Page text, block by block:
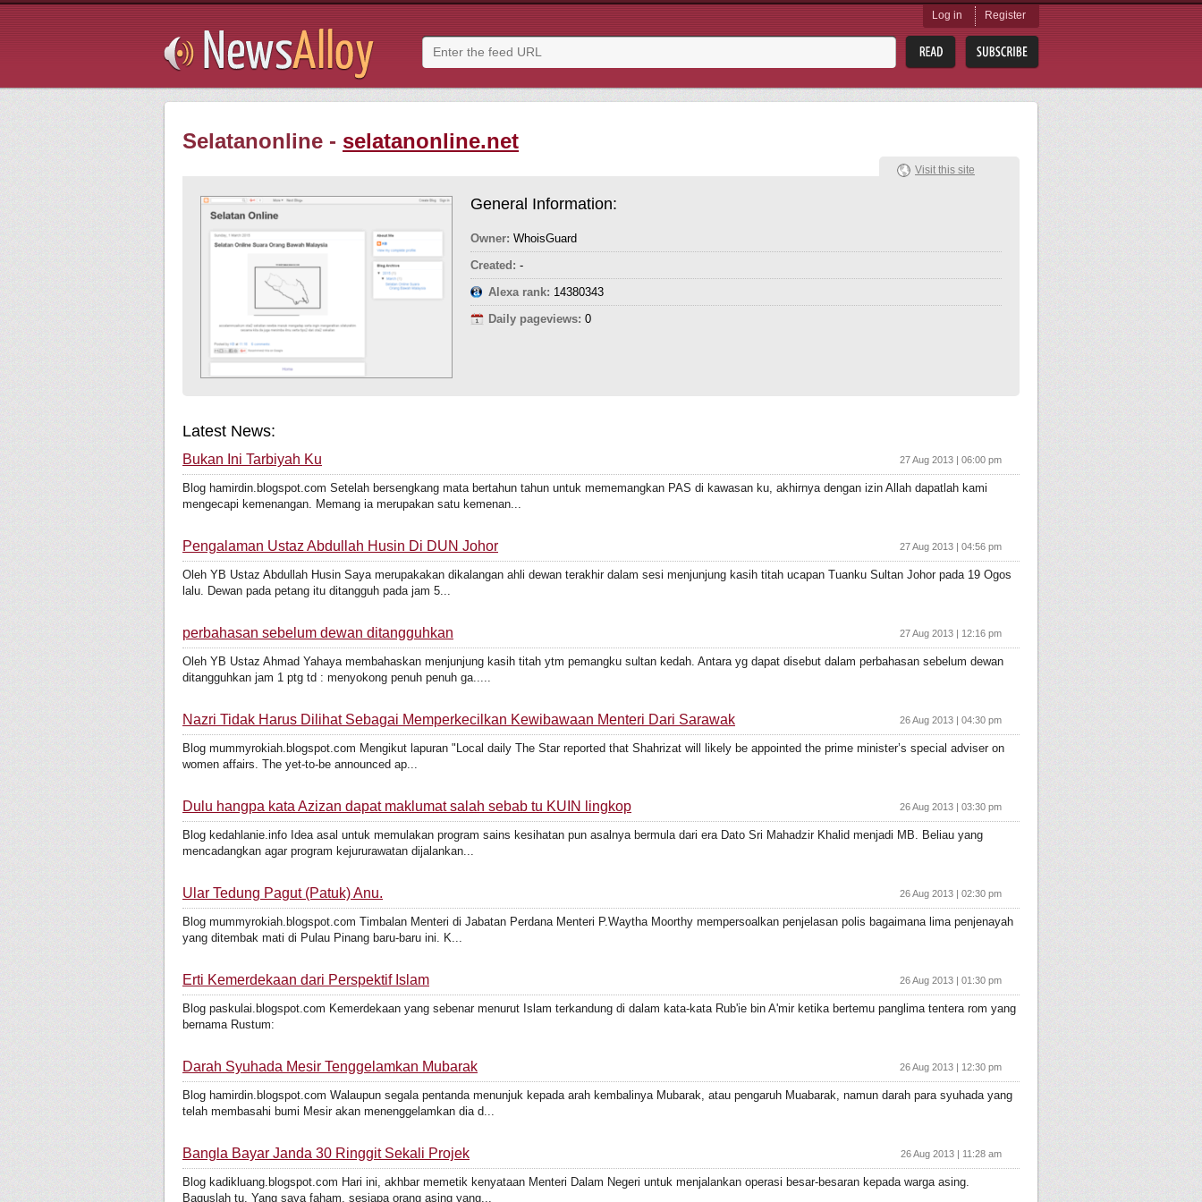
Log in Register
Selatanonline - selatanonline.net
General Information:
Owner: WhoisGuard
Created: -
Alexa rank: 14380343
Daily pageviews: 0
Visit this site
Latest News:
Bukan Ini Tarbiyah Ku 27 Aug 2013 | 06:00 pm
Blog hamirdin.blogspot.com Setelah bersengkang mata bertahun tahun untuk mememangkan PAS di kawasan ku, akhirnya dengan izin Allah dapatlah kami
mengecapi kemenangan. Memang ia merupakan satu kemenan...
Pengalaman Ustaz Abdullah Husin Di DUN Johor 27 Aug 2013 | 04:56 pm
Oleh YB Ustaz Abdullah Husin Saya merupakakan dikalangan ahli dewan terakhir dalam sesi menjunjung kasih titah ucapan Tuanku Sultan Johor pada 19 Ogos
lalu. Dewan pada petang itu ditangguh pada jam 5...
perbahasan sebelum dewan ditangguhkan 27 Aug 2013 | 12:16 pm
Oleh YB Ustaz Ahmad Yahaya membahaskan menjunjung kasih titah ytm pemangku sultan kedah. Antara yg dapat disebut dalam perbahasan sebelum dewan
ditangguhkan jam 1 ptg td : menyokong penuh penuh ga.....
Nazri Tidak Harus Dilihat Sebagai Memperkecilkan Kewibawaan Menteri Dari Sarawak 26 Aug 2013 | 04:30 pm
Blog mummyrokiah.blogspot.com Mengikut lapuran "Local daily The Star reported that Shahrizat will likely be appointed the prime minister’s special adviser on
women affairs. The yet-to-be announced ap...
Dulu hangpa kata Azizan dapat maklumat salah sebab tu KUIN lingkop 26 Aug 2013 | 03:30 pm
Blog kedahlanie.info Idea asal untuk memulakan program sains kesihatan pun asalnya bermula dari era Dato Sri Mahadzir Khalid menjadi MB. Beliau yang
mencadangkan agar program kejururawatan dijalankan...
Ular Tedung Pagut (Patuk) Anu. 26 Aug 2013 | 02:30 pm
Blog mummyrokiah.blogspot.com Timbalan Menteri di Jabatan Perdana Menteri P.Waytha Moorthy mempersoalkan penjelasan polis bagaimana lima penjenayah
yang ditembak mati di Pulau Pinang baru-baru ini. K...
Erti Kemerdekaan dari Perspektif Islam 26 Aug 2013 | 01:30 pm
Blog paskulai.blogspot.com Kemerdekaan yang sebenar menurut Islam terkandung di dalam kata-kata Rub'ie bin A'mir ketika bertemu panglima tentera rom yang
bernama Rustum:
Darah Syuhada Mesir Tenggelamkan Mubarak 26 Aug 2013 | 12:30 pm
Blog hamirdin.blogspot.com Walaupun segala pentanda menunjuk kepada arah kembalinya Mubarak, atau pengaruh Muabarak, namun darah para syuhada yang
telah membasahi bumi Mesir akan menenggelamkan dia d...
Bangla Bayar Janda 30 Ringgit Sekali Projek 26 Aug 2013 | 11:28 am
Blog kadikluang.blogspot.com Hari ini, akhbar memetik kenyataan Menteri Dalam Negeri untuk menjalankan operasi besar-besaran kepada warga asing.
Baguslah tu. Yang saya faham, sesiapa orang asing yang...